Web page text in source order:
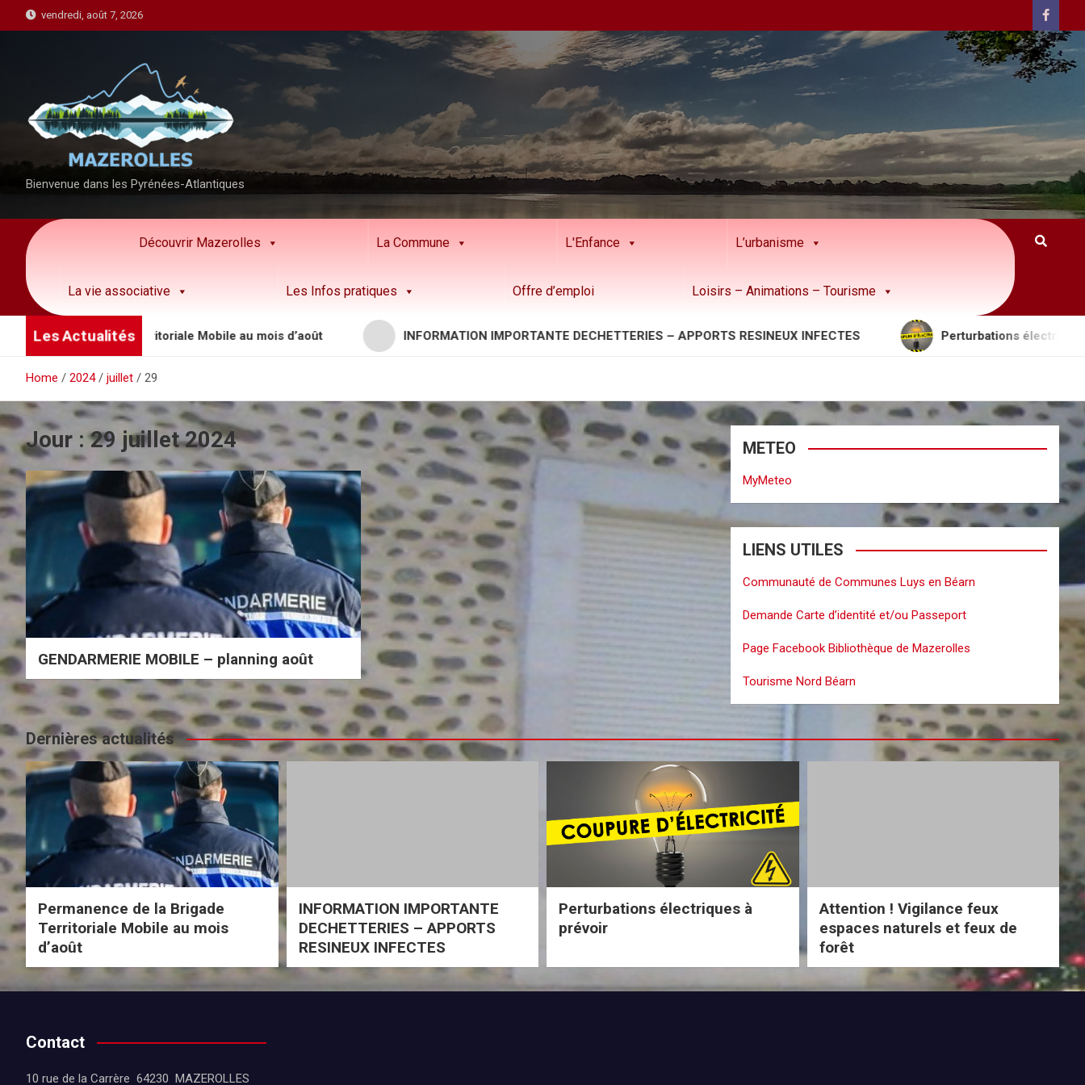
k
vendredi, août 7, 2026
Bienvenue dans les Pyrénées-Atlantiques
Découvrir Mazerolles La Commune L'Enfance L’urbanisme
La vie associative Les Infos pratiques Offre d’emploi Loisirs – Animations – Tourisme
Les Actualités
de la Brigade Territoriale Mobile au mois d’août INFORMATION IMPORTANTE DECHETTERIES – APPORTS RESINEUX INFECTES Perturbations électriques à
Home 2024 juillet 29
Jour :29 juillet 2024
GENDARMERIE MOBILE – planning août
METEO
MyMeteo
LIENS UTILES
Communauté de Communes Luys en Béarn
Demande Carte d’identité et/ou Passeport
Page Facebook Bibliothèque de Mazerolles
Tourisme Nord Béarn
Dernières actualités
Permanence de la Brigade
Territoriale Mobile au mois
d’août
INFORMATION IMPORTANTE
DECHETTERIES – APPORTS
RESINEUX INFECTES
Perturbations électriques à
prévoir
Attention ! Vigilance feux
espaces naturels et feux de
forêt
Contact
10 rue de la Carrère 64230 MAZEROLLES